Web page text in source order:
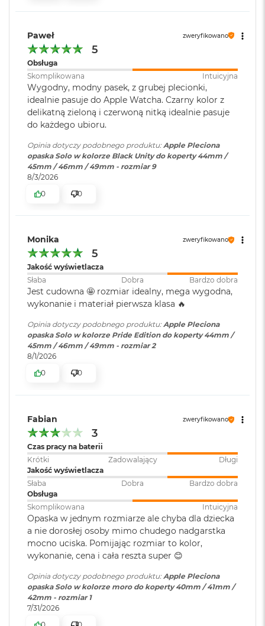
l
r
u
M
a
c
B
o
o
k
A
i
r
B
i
n
M
c
B
o
k
A
i
i
z
d
n
a
s
z
r
o
ś
M
a
B
o
o
k
Paweł zweryfikowano
5
Obsługa
Skomplikowana
Intuicyjna
Wygodny, modny pasek, z grubej plecionki,
idealnie pasuje do Apple Watcha. Czarny kolor z
delikatną zieloną i czerwoną nitką idealnie pasuje
do każdego ubioru.
Opinia dotyczy podobnego produktu: Apple Pleciona
opaska Solo w kolorze Black Unity do koperty 44mm /
45mm / 46mm / 49mm - rozmiar 9
8/3/2026
0
0
Monika zweryfikowano
5
Jakość wyświetlacza
Słaba
Dobra Bardzo dobra
Jest cudowna 🤩 rozmiar idealny, mega wygodna,
wykonanie i materiał pierwsza klasa 🔥
Opinia dotyczy podobnego produktu:Apple Pleciona
opaska Solo w kolorze Pride Edition do koperty 44mm /
45mm / 46mm / 49mm - rozmiar 2
8/1/2026
0
0
Fabian zweryfikowano
3
Czas pracy na baterii
Krótki
Zadowalający
Długi
Jakość wyświetlacza
Słaba
Dobra
Bardzo dobra
Obsługa
Skomplikowana
Intuicyjna
Opaska w jednym rozmiarze ale chyba dla dziecka
a nie dorosłej osoby mimo chudego nadgarstka
mocno uciska. Pomijając rozmiar to kolor,
wykonanie, cena i cała reszta super 😊
Opinia dotyczy podobnego produktu:Apple Pleciona
opaska Solo w kolorze moro do koperty 40mm / 41mm /
42mm - rozmiar 1
7/31/2026